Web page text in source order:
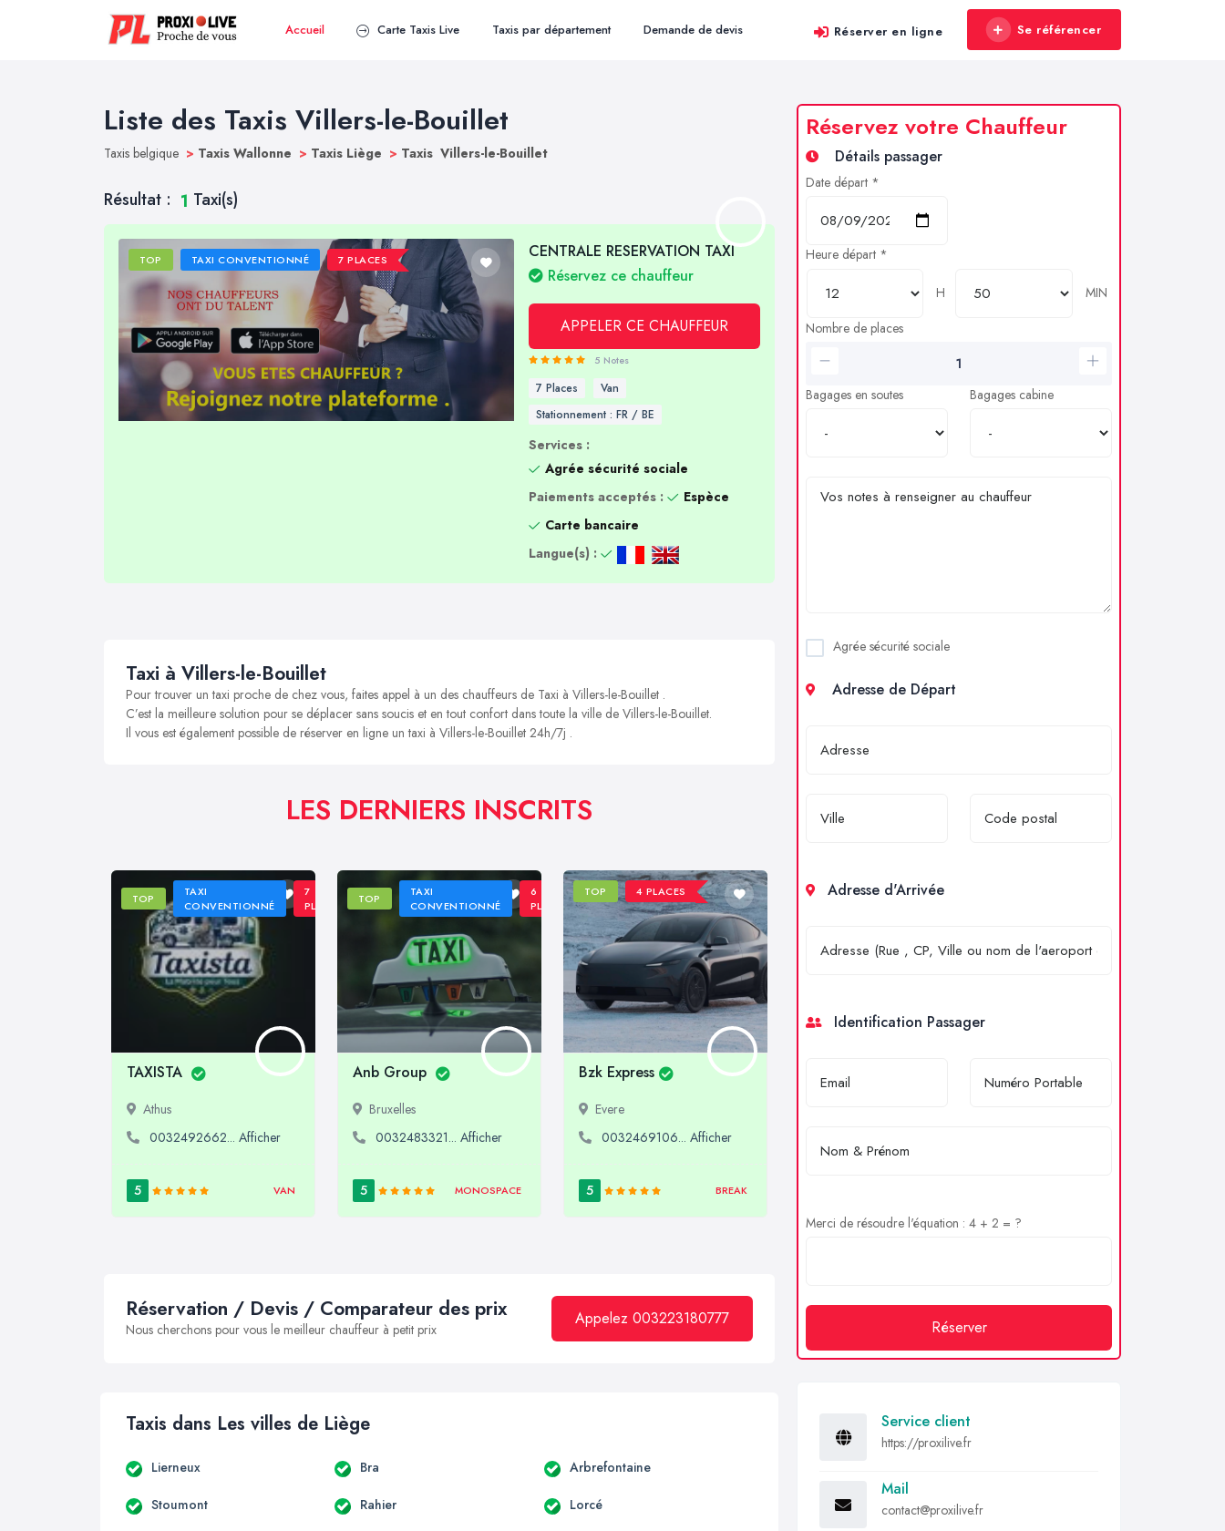
Accueil Carte Taxis Live Taxis par département Demande de devis Réserver en ligne Se référencer
Liste des Taxis Villers-le-Bouillet
Taxis belgique > Taxis Wallonne > Taxis Liège > Taxis Villers-le-Bouillet
Résultat : 1 Taxi(s)
TOP TAXI CONVENTIONNÉ 7 PLACES
CENTRALE RESERVATION TAXI
Réservez ce chauffeur
APPELER CE CHAUFFEUR
5 Notes
7 Places
Van
Stationnement : FR / BE
Services :
Agrée sécurité sociale
Paiements acceptés :
Espèce
Carte bancaire
Langue(s) :
Taxi à Villers-le-Bouillet
Pour trouver un taxi proche de chez vous, faites appel à un des chauffeurs de Taxi à Villers-le-Bouillet .
C’est la meilleure solution pour se déplacer sans soucis et en tout confort dans toute la ville de Villers-le-Bouillet.
Il vous est également possible de réserver en ligne un taxi à Villers-le-Bouillet 24h/7j .
LES DERNIERS INSCRITS
TOP
TAXI
CONVENTIONNÉ
7
PLACES
TAXISTA
Athus
0032492662... Afficher
5 VAN
TOP
TAXI
CONVENTIONNÉ
6
PLACES
Anb Group
Bruxelles
0032483321... Afficher
5 MONOSPACE
TOP 4 PLACES
Bzk Express
Evere
0032469106... Afficher
5 BREAK
Réservation / Devis / Comparateur des prix
Nous cherchons pour vous le meilleur chauffeur à petit prix
Appelez 003223180777
Taxis dans Les villes de Liège
Lierneux Bra Arbrefontaine
Stoumont Rahier Lorcé
Réservez votre Chauffeur
Détails passager
Date départ *
Heure départ *
H
MIN
Nombre de places
Bagages en soutes Bagages cabine
Agrée sécurité sociale
Adresse de Départ
Adresse d'Arrivée
Identification Passager
Merci de résoudre l'équation : 4 + 2 = ?
Réserver
Service client
https://proxilive.fr
Mail
contact@proxilive.fr